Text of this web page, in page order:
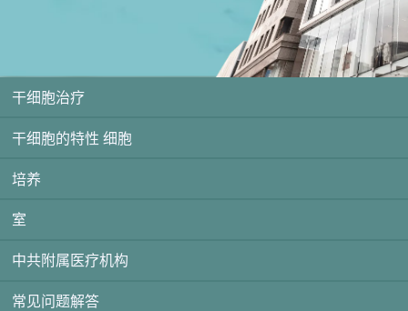
干细胞治疗
干细胞的特性 细胞
培养
室
中共附属医疗机构
常见问题解答